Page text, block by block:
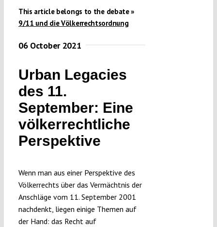
Submissions
Projects
This article belongs to the debate »
9/11 und die Völkerrechtsordnung
06 October 2021
Urban Legacies
des 11.
September: Eine
völkerrechtliche
Perspektive
Wenn man aus einer Perspektive des
Völkerrechts über das Vermächtnis der
Anschläge vom 11. September 2001
nachdenkt, liegen einige Themen auf
der Hand: das Recht auf